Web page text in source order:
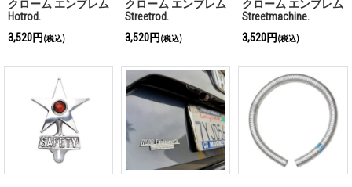
クローム エンブレム
Hotrod.
3,520円 (税込)
クローム エンブレム
Streetrod.
3,520円 (税込)
クローム エンブレム
Streetmachine.
3,520円 (税込)